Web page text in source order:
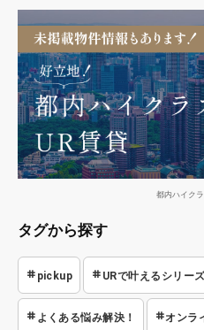
都内ハイク
タグから探す
pickup URで叶えるシリー
よくある悩み解決！ オンラ